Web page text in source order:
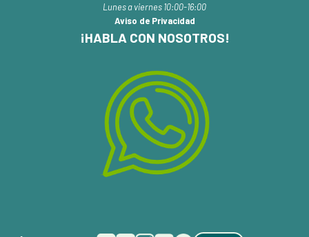
Lunes a viernes 10:00-16:00
Aviso de Privacidad
¡HABLA CON NOSOTROS!